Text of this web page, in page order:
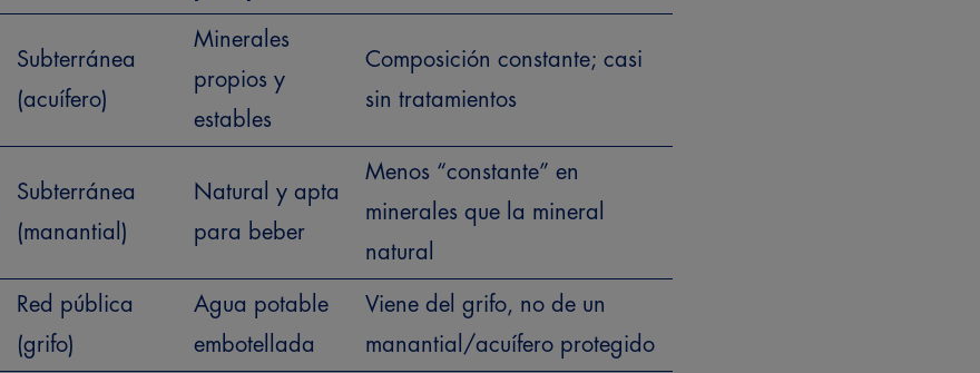
Subterránea
(acuífero)
Minerales
propios y
estables
Composición constante; casi
sin tratamientos
Subterránea
(manantial)
Natural y apta
para beber
Menos “constante” en
minerales que la mineral
natural
Red pública
(grifo)
Agua potable
embotellada
Viene del grifo, no de un
manantial/acuífero protegido